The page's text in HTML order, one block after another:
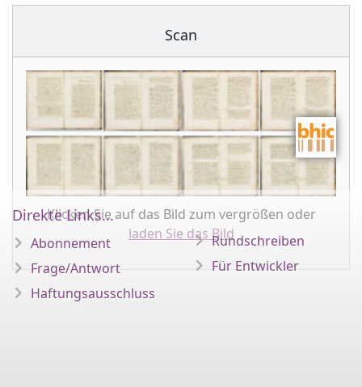
Scan
Klicken Sie auf das Bild zum vergrößen oder
laden Sie das Bild
Direkte Links...
Abonnement
Frage/Antwort
Haftungsausschluss
Rundschreiben
Für Entwickler